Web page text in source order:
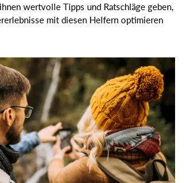
wertvolle Tipps und Ratschläge geben,
mit diesen Helfern optimieren